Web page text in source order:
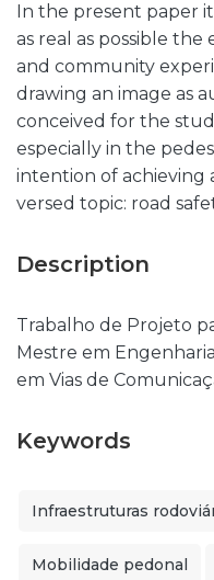
In the present paper
as real as possible the
and community
drawing an image as
conceived for the
especially in the
intention of achieving
versed topic: road
Description
Trabalho de Projeto
Mestre em
em Vias de
Keywords
Infraestruturas
Mobilidade pedonal